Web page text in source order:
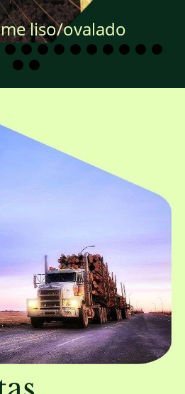
liso/ovalado